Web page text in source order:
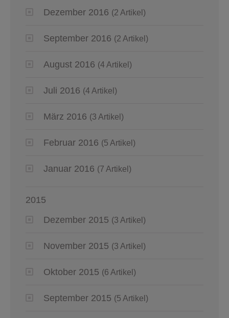
Dezember 2016 (2 Artikel)
September 2016 (2 Artikel)
August 2016 (4 Artikel)
Juli 2016 (4 Artikel)
März 2016 (3 Artikel)
Februar 2016 (5 Artikel)
Januar 2016 (7 Artikel)
2015
Dezember 2015 (3 Artikel)
November 2015 (3 Artikel)
Oktober 2015 (6 Artikel)
September 2015 (5 Artikel)